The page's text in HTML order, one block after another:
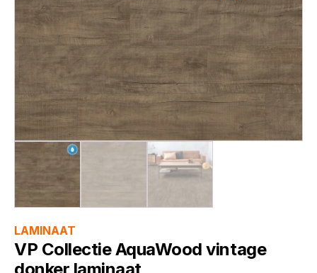
LAMINAAT
VP Collectie AquaWood vintage
donker laminaat